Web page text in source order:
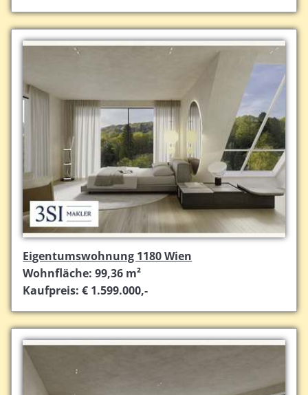
Eigentumswohnung 1180 Wien
Wohnfläche: 99,36 m²
Kaufpreis: € 1.599.000,-